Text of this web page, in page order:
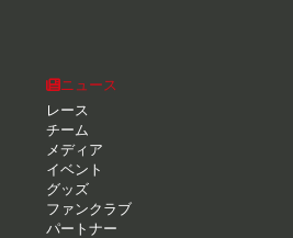
ニュース
レース
チーム
メディア
イベント
グッズ
ファンクラブ
パートナー